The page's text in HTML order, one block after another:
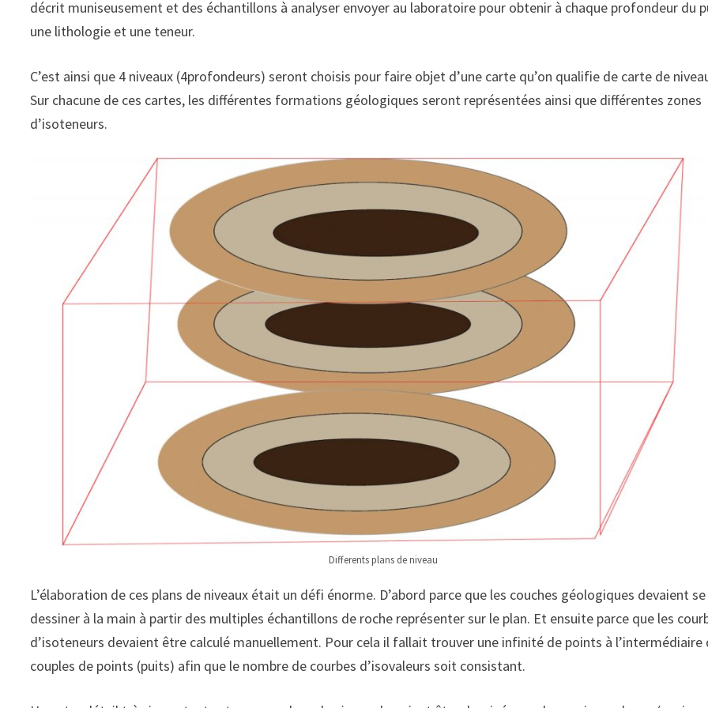
décrit muniseusement et des échantillons à analyser envoyer au laboratoire pour obtenir à chaque profondeur du
une lithologie et une teneur.
C’est ainsi que 4 niveaux (4profondeurs) seront choisis pour faire objet d’une carte qu’on qualifie de carte de
Sur chacune de ces cartes, les différentes formations géologiques seront représentées ainsi que différentes zones
d’isoteneurs.
Differents plans de niveau
L’élaboration de ces plans de niveaux était un défi énorme. D’abord parce que les couches géologiques devaient se
dessiner à la main à partir des multiples échantillons de roche représenter sur le plan. Et ensuite parce que les
d’isoteneurs devaient être calculé manuellement. Pour cela il fallait trouver une infinité de points à l’intermédiaire
couples de points (puits) afin que le nombre de courbes d’isovaleurs soit consistant.